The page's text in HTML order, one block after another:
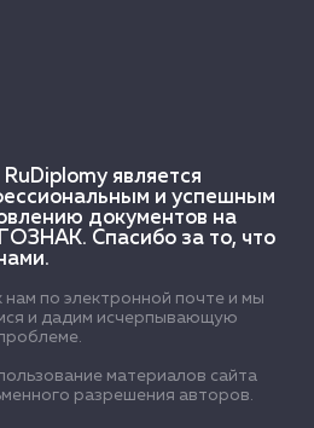
является
и успешным
документов на
Спасибо за то, что
по электронной почте и мы
и дадим исчерпывающую
материалов сайта
разрешения авторов.